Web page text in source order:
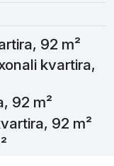
92 m²
kvartira,
92 m²
92 m²